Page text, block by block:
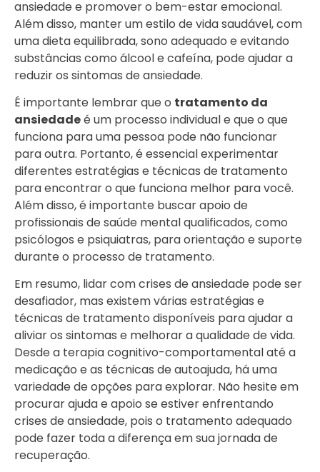
ansiedade e promover o bem-estar emocional.
Além disso, manter um estilo de vida saudável, com
uma dieta equilibrada, sono adequado e evitando
substâncias como álcool e cafeína, pode ajudar a
reduzir os sintomas de ansiedade.
É importante lembrar que o tratamento da
ansiedadeé um processo individual e que o que
funciona para uma pessoa pode não funcionar
para outra. Portanto, é essencial experimentar
diferentes estratégias e técnicas de tratamento
para encontrar o que funciona melhor para você.
Além disso, é importante buscar apoio de
profissionais de saúde mental qualificados, como
psicólogos e psiquiatras, para orientação e suporte
durante o processo de tratamento.
Em resumo, lidar com crises de ansiedade pode ser
desafiador, mas existem várias estratégias e
técnicas de tratamento disponíveis para ajudar a
aliviar os sintomas e melhorar a qualidade de vida.
Desde a terapia cognitivo-comportamental até a
medicação e as técnicas de autoajuda, há uma
variedade de opções para explorar. Não hesite em
procurar ajuda e apoio se estiver enfrentando
crises de ansiedade, pois o tratamento adequado
pode fazer toda a diferença em sua jornada de
recuperação.